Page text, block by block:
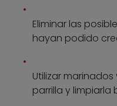
Eliminar las
hayan podido
Utilizar
parrilla y